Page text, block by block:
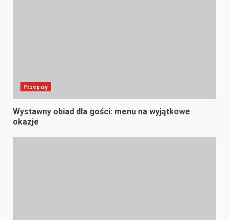
Przepisy
Wystawny obiad dla gości: menu na wyjątkowe
okazje